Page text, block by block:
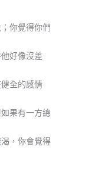
你覺得你們
好像沒差
全的感情
果有一方總
，你會覺得